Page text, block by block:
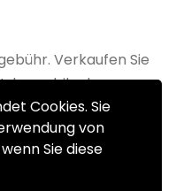
Cookies. Sie
von
Sie diese
Verkaufen Sie
oder